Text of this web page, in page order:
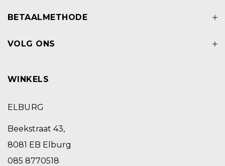
BETAALMETHODE
VOLG ONS
WINKELS
ELBURG
Beekstraat 43,
8081 EB Elburg
085 8770518